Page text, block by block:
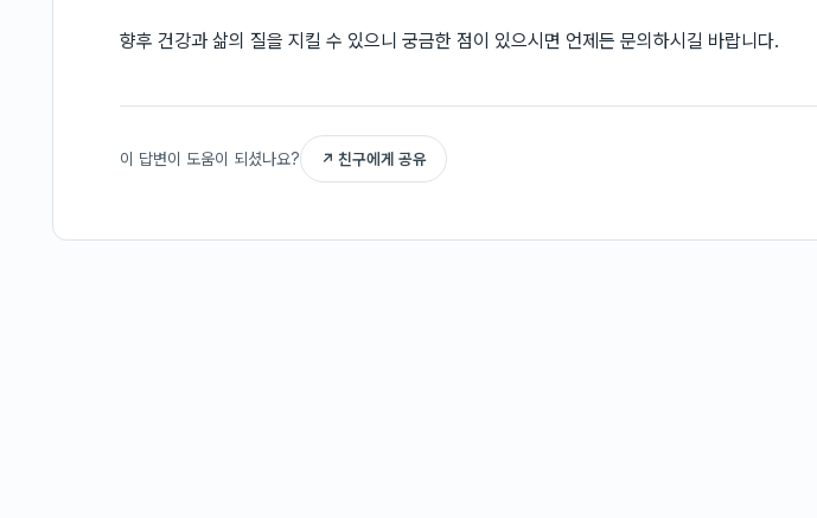
향후 건강과 삶의 질을 지킬 수 있으니 궁금한 점이 있으시면 언제든 문의하시길 바랍니다.
이 답변이 도움이 되셨나요? ↗ 친구에게 공유